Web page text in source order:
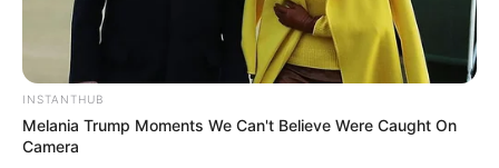
INSTANTHUB
Melania Trump Moments We Can't Believe Were Caught On
Camera